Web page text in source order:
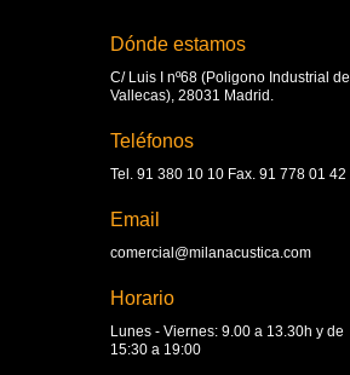
Dónde estamos
C/ Luis I nº68 (Poligono Industrial de
Vallecas), 28031 Madrid.
Teléfonos
Tel. 91 380 10 10 Fax. 91 778 01 42
Email
comercial@milanacustica.com
Horario
Lunes - Viernes: 9.00 a 13.30h y de
15:30 a 19:00